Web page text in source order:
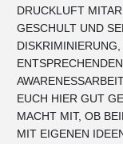
DRUCKLUFT
GESCHULT UND
EUCH HIER GUT
MACHT MIT, OB
MIT EIGENEN